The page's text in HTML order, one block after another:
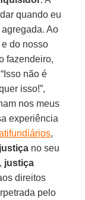
quando eu
Ao
do nosso
fazendeiro,
não é
isso!”,
nos meus
experiência
,
justiça no seu
, justiça
direitos
pelo